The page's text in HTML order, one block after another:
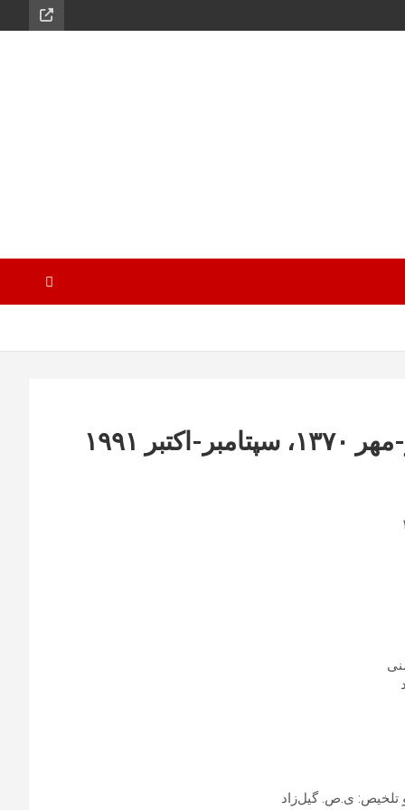
تلخیص: ی.ص. گیل‌زاد